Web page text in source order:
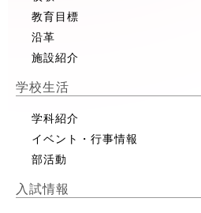
教育目標
沿革
施設紹介
学校生活
学科紹介
イベント・行事情報
部活動
入試情報